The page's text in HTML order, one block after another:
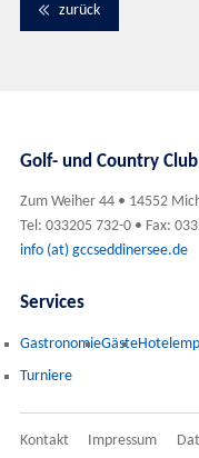
zurück
Golf- und Country
Zum Weiher 44 • 14552
Tel: 033205 732-0 • Fax:
info (at) gccseddinersee.de
Services
GastronomieGäste
Turniere
Kontakt Impressum